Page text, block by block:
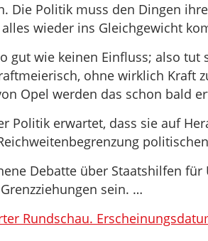
Die Politik muss den Dingen
wieder ins Gleichgewicht
gut wie keinen Einfluss; also tut
ohne wirklich Kraft
Opel werden das schon bald
Politik erwartet, dass sie auf
Debatte über Staatshilfen
sein. …
Rundschau.